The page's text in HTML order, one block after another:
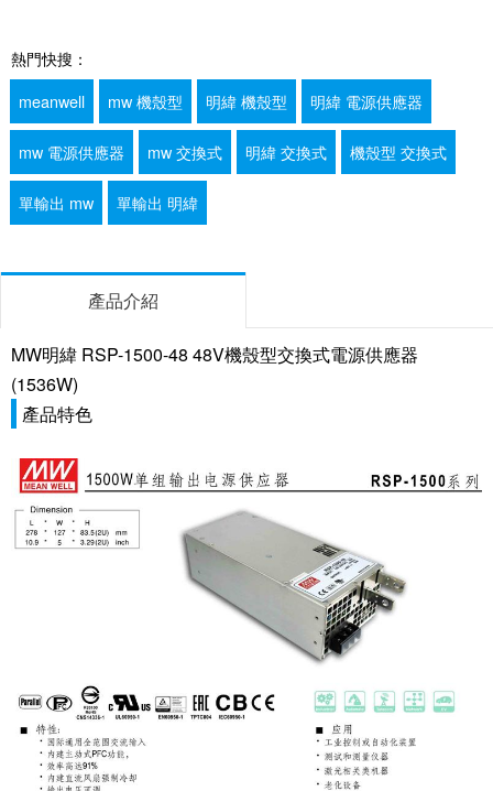
熱門快搜：
meanwell
mw 機殼型 明緯 機殼型 明緯 電源供應器
mw 電源供應器 mw 交換式 明緯 交換式 機殼型 交換式
單輸出 mw 單輸出 明緯
產品介紹
MW明緯 RSP-1500-48 48V機殼型交換式電源供應器
(1536W)
產品特色